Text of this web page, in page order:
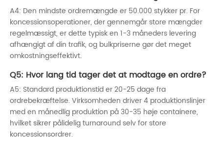
A4: Den mindste ordremængde er 50.000 stykker pr. For
koncessionsoperationer, der gennemgår store mængder
regelmæssigt, er dette typisk en 1-3 måneders levering
afhængigt af din trafik, og bulkpriserne gør det meget
omkostningseffektivt.
Q5: Hvor lang tid tager det at modtage en ordre?
A5: Standard produktionstid er 20-25 dage fra
ordrebekræftelse. Virksomheden driver 4 produktionslinjer
med en månedlig produktion på 30-35 høje containere,
hvilket sikrer pålidelig turnaround selv for store
koncessionsordrer.